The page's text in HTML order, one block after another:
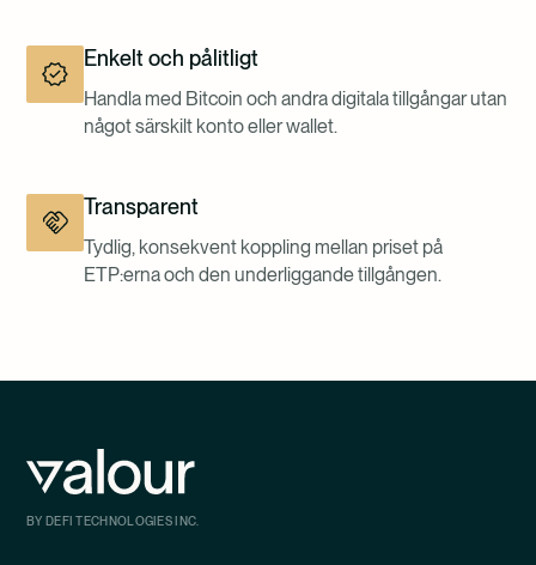
Enkelt och pålitligt
Handla med Bitcoin och andra digitala tillgångar utan
något särskilt konto eller wallet.
Transparent
Tydlig, konsekvent koppling mellan priset på
ETP:erna och den underliggande tillgången.
BY DEFI TECHNOLOGIES INC.